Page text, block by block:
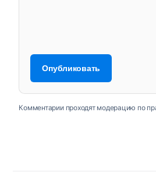
Комментарии проходят модерацию по